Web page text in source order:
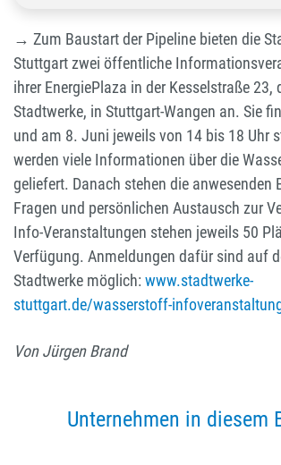
→ Zum Baustart der Pipeline bieten die
Stuttgart zwei öffentliche
ihrer EnergiePlaza in der Kesselstraße 23,
Stadtwerke, in Stuttgart-Wangen an. Sie
und am 8. Juni jeweils von 14 bis 18 Uhr
werden viele Informationen über die
geliefert. Danach stehen die anwesenden
Fragen und persönlichen Austausch zur
Info-Veranstaltungen stehen jeweils 50
Verfügung. Anmeldungen dafür sind auf
Stadtwerke möglich: www.stadtwerke-
stuttgart.de/wasserstoff-
Von Jürgen Brand
Unternehmen in diesem